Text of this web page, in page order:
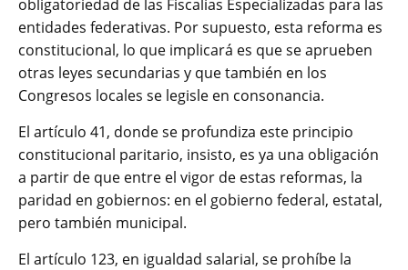
obligatoriedad de las Fiscalías Especializadas para las
entidades federativas. Por supuesto, esta reforma es
constitucional, lo que implicará es que se aprueben
otras leyes secundarias y que también en los
Congresos locales se legisle en consonancia.
El artículo 41, donde se profundiza este principio
constitucional paritario, insisto, es ya una obligación
a partir de que entre el vigor de estas reformas, la
paridad en gobiernos: en el gobierno federal, estatal,
pero también municipal.
El artículo 123, en igualdad salarial, se prohíbe la